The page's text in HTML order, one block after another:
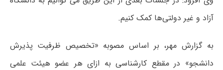
آزاد و غیر دولتی‌ها کمک کنیم.
به گزارش مهر، بر اساس مصوبه «تخصیص ظرفیت پذیرش
دانشجو» در مقطع کارشناسی به ازای هر عضو هیئت علمی